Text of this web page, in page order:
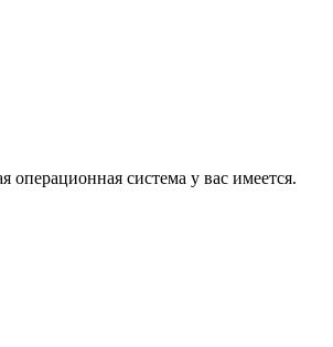
система у вас имеется.